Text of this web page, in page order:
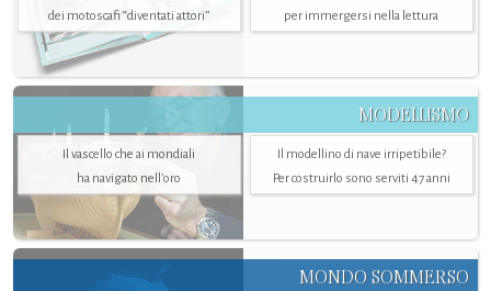
dei motoscafi “diventati attori”
per immergersi nella lettura
MODELLISMO
Il vascello che ai mondiali
ha navigato nell’oro
Il modellino di nave irripetibile?
Per costruirlo sono serviti 47 anni
MONDO SOMMERSO